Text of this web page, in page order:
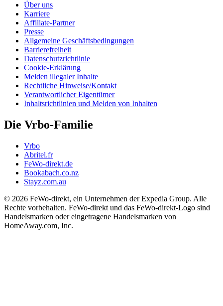
Über uns
Karriere
Affiliate-Partner
Presse
Allgemeine Geschäftsbedingungen
Barrierefreiheit
Datenschutzrichtlinie
Cookie-Erklärung
Melden illegaler Inhalte
Rechtliche Hinweise/Kontakt
Verantwortlicher Eigentümer
Inhaltsrichtlinien und Melden von Inhalten
Die Vrbo-Familie
Vrbo
Abritel.fr
FeWo-direkt.de
Bookabach.co.nz
Stayz.com.au
© 2026 FeWo-direkt, ein Unternehmen der Expedia Group. Alle
Rechte vorbehalten. FeWo-direkt und das FeWo-direkt-Logo sind
Handelsmarken oder eingetragene Handelsmarken von
HomeAway.com, Inc.